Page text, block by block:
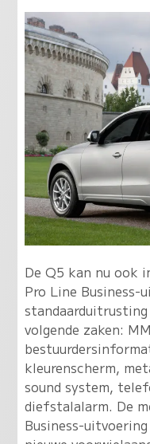
De Q5 kan nu ook
Pro Line Business-
volgende zaken:
kleurenscherm,
sound system,
diefstalalarm. De
Business-